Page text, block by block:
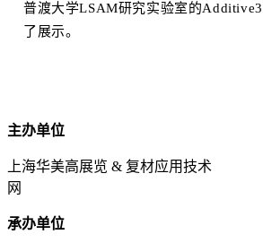
普渡大学LSAM研究实验室的
了展示。
主办单位
上海华美高展览 & 复材应用技术
网
承办单位